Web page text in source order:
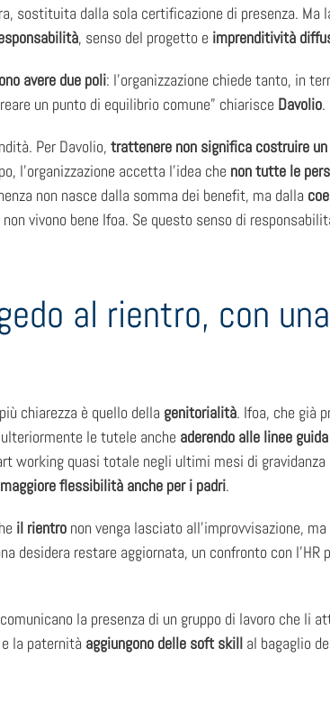
sostituita dalla sola certificazione di presenza.
, senso del progetto e imprenditività
avere due poli: l’organizzazione chiede tanto, in
un punto di equilibrio comune” chiarisce Davolio.
Per Davolio, trattenere non significa costruire
l’organizzazione accetta l’idea che non tutte le
non nasce dalla somma dei benefit, ma dalla
non vivono bene Ifoa. Se questo senso di
al rientro, con
chiarezza è quello della genitorialità. Ifoa, che già
le tutele anche aderendo alle linee guida
working quasi totale negli ultimi mesi di
maggiore flessibilità anche per i padri.
il rientro non venga lasciato all’improvvisazione, ma
desidera restare aggiornata, un confronto con
la presenza di un gruppo di lavoro che li
la paternità aggiungono delle soft skill al bagaglio